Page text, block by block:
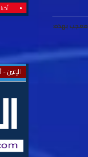
معجب بهذه:
الإثنين -